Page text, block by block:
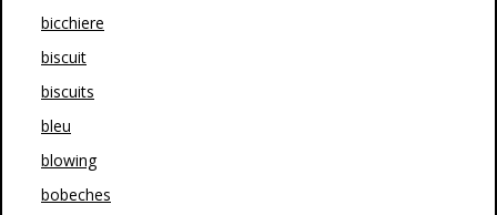
bicchiere
biscuit
biscuits
bleu
blowing
bobeches